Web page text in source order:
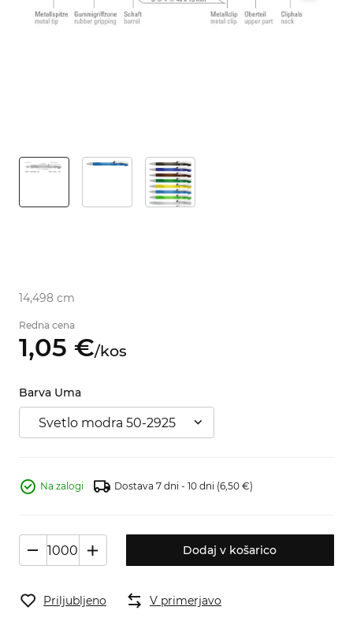
14,498 cm
Redna cena
1,05 €/kos
Barva Uma
Svetlo modra 50-2925
Na zalogi Dostava 7 dni - 10 dni (6,50 €)
Dodaj v košarico
Priljubljeno V primerjavo